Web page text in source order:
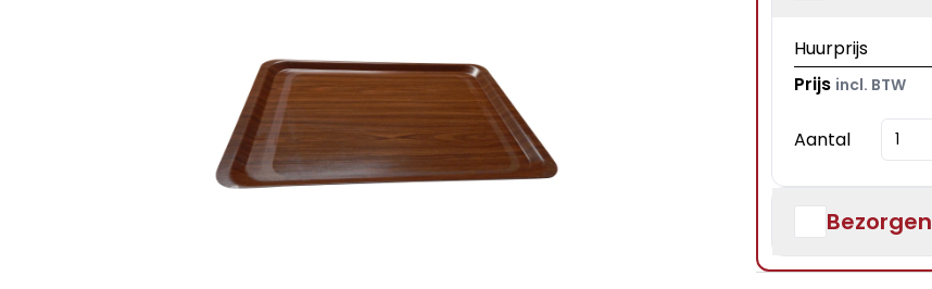
Huurprijs
Prijs incl. BTW
Aantal
Bezorgen